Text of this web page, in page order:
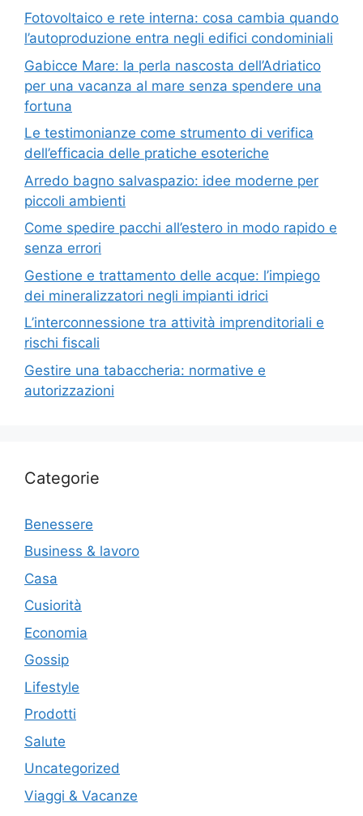
Fotovoltaico e rete interna: cosa cambia quando
l’autoproduzione entra negli edifici condominiali
Gabicce Mare: la perla nascosta dell’Adriatico
per una vacanza al mare senza spendere una
fortuna
Le testimonianze come strumento di verifica
dell’efficacia delle pratiche esoteriche
Arredo bagno salvaspazio: idee moderne per
piccoli ambienti
Come spedire pacchi all’estero in modo rapido e
senza errori
Gestione e trattamento delle acque: l’impiego
dei mineralizzatori negli impianti idrici
L’interconnessione tra attività imprenditoriali e
rischi fiscali
Gestire una tabaccheria: normative e
autorizzazioni
Categorie
Benessere
Business & lavoro
Casa
Cusiorità
Economia
Gossip
Lifestyle
Prodotti
Salute
Uncategorized
Viaggi & Vacanze